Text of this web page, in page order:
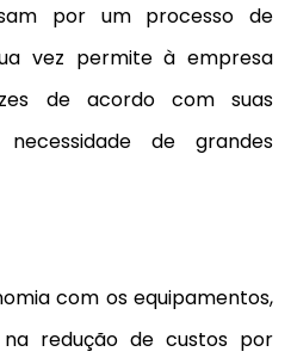
por um processo de
vez permite à empresa
de acordo com suas
de grandes
com os equipamentos,
na redução de custos por